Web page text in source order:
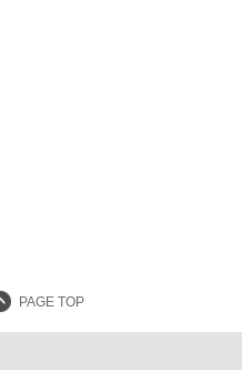
PAGE TOP